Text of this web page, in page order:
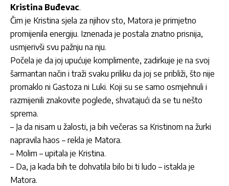
Kristina Buđevac.
Čim je Kristina sjela za njihov sto, Matora je primjetno
promijenila energiju. Iznenada je postala znatno prisnija,
usmjerivši svu pažnju na nju.
Počela je da joj upućuje komplimente, zadirkuje je na svoj
šarmantan način i traži svaku priliku da joj se približi, što nije
promaklo ni Gastoza ni Luki. Koji su se samo osmjehnuli i
razmijenili znakovite poglede, shvatajući da se tu nešto
sprema.
– Ja da nisam u žalosti, ja bih večeras sa Kristinom na žurki
napravila haos – rekla je Matora.
– Molim – upitala je Kristina.
– Da, ja kada bih te dohvatila bilo bi ti ludo – istakla je
Matora.